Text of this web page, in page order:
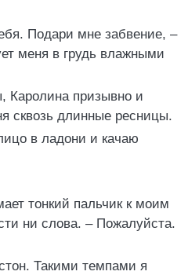
Подари мне забвение, –
меня в грудь влажными
Каролина призывно и
сквозь длинные ресницы.
в ладони и качаю
тонкий пальчик к моим
ни слова. – Пожалуйста.
Такими темпами я